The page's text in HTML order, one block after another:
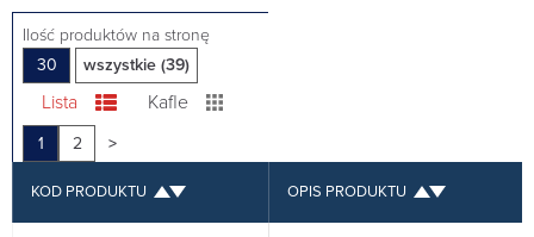
Ilość produktów na stronę
30
wszystkie (39)
Lista Kafle
1 2 >
KOD PRODUKTU OPIS PRODUKTU